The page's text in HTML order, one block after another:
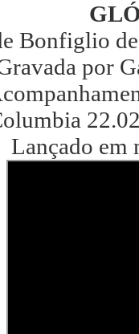
Bonfiglio
por
Lançado em